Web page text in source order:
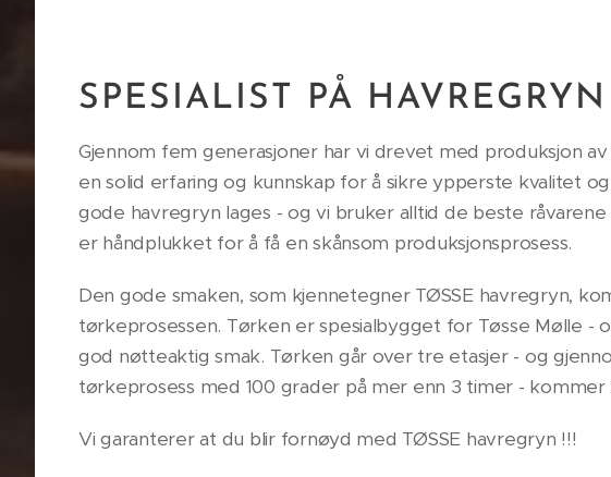
SPESIALIST PÅ HAVREGRYN
Gjennom fem generasjoner har vi drevet med produksjon
en solid erfaring og kunnskap for å sikre ypperste kvalitet
gode havregryn lages - og vi bruker alltid de beste
er håndplukket for å få en skånsom produksjonsprosess.
Den gode smaken, som kjennetegner TØSSE havregryn,
tørkeprosessen. Tørken er spesialbygget for Tøsse Mølle -
god nøtteaktig smak. Tørken går over tre etasjer - og
tørkeprosess med 100 grader på mer enn 3 timer -
Vi garanterer at du blir fornøyd med TØSSE havregryn !!!